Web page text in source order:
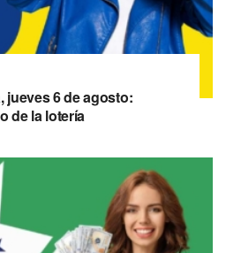
jueves 6 de agosto:
de la lotería